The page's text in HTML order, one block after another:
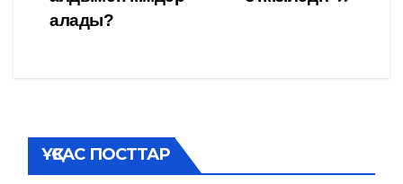
по
алады?
ҰҚСАС ПОСТТАР